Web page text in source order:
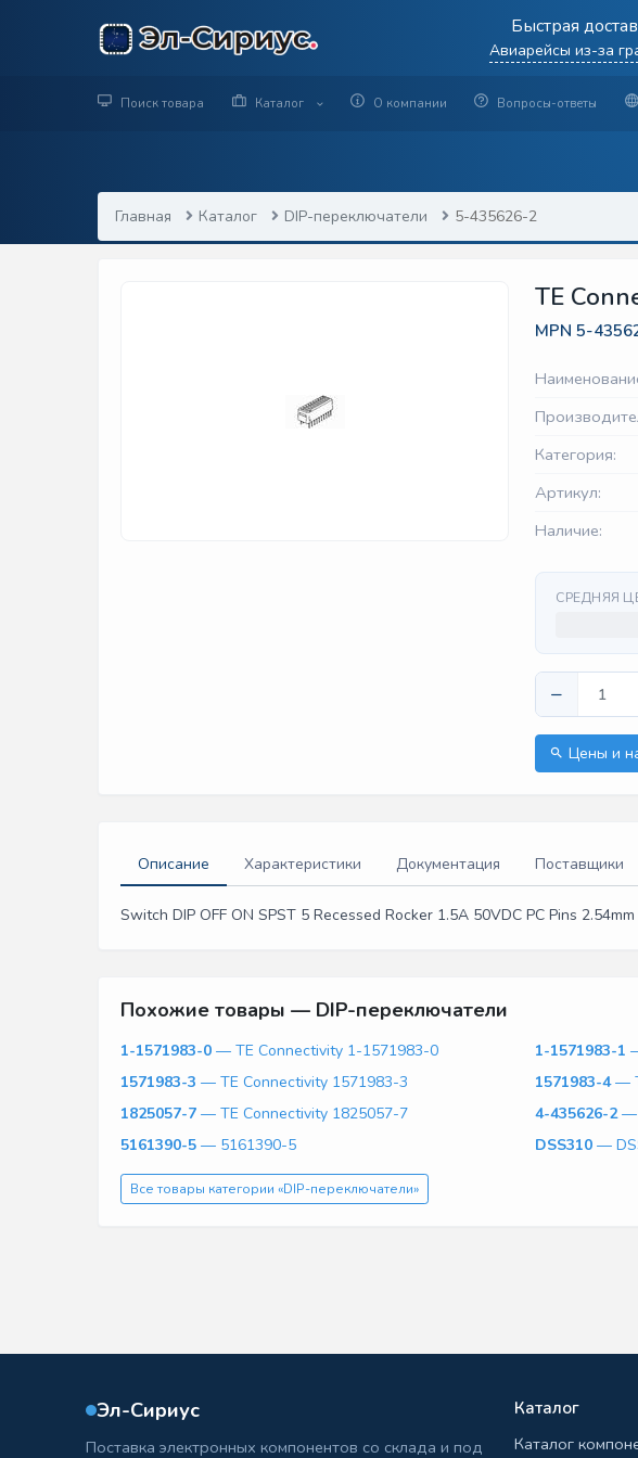
Быстрая
Авиарейсы из-за
Поиск товара Каталог О компании Вопросы-ответы
Главная Каталог DIP-переключатели 5-435626-2
TE
MPN 5-
Категория:
Артикул:
Наличие:
СРЕДНЯЯ
−
Цены и
Описание Характеристики Документация Поставщики
Switch DIP OFF ON SPST 5 Recessed Rocker 1.5A 50VDC PC Pins
Похожие товары — DIP-переключатели
1-1571983-0 — TE Connectivity 1-1571983-0 1-1571983-1
1571983-3 — TE Connectivity 1571983-3 1571983-4—
1825057-7 — TE Connectivity 1825057-7 4-435626-2—
5161390-5 — 5161390-5 DSS310 —
Все товары категории «DIP-переключатели»
Эл-Сириус
Поставка электронных компонентов со склада и под
Каталог
Каталог